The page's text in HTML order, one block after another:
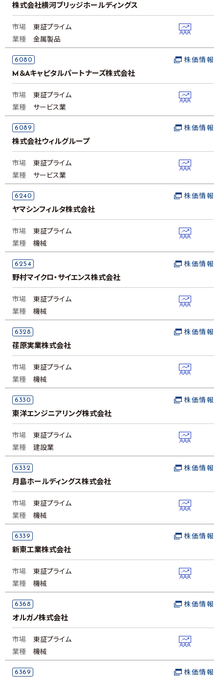
株式会社横河ブリッジホールディングス
市場
東証プライム
業種
金属製品
6080
M＆Aキャピタルパートナーズ株式会社
株価情報
市場
東証プライム
業種
サービス業
6089
株式会社ウィルグループ
株価情報
市場
東証プライム
業種
サービス業
6240
ヤマシンフィルタ株式会社
株価情報
市場
東証プライム
業種
機械
6254
野村マイクロ・サイエンス株式会社
株価情報
市場
東証プライム
業種
機械
6328
荏原実業株式会社
株価情報
市場
東証プライム
業種
機械
6330
東洋エンジニアリング株式会社
株価情報
市場
東証プライム
業種
建設業
6332
月島ホールディングス株式会社
株価情報
市場
東証プライム
業種
機械
6339
新東工業株式会社
株価情報
市場
東証プライム
業種
機械
6368
オルガノ株式会社
株価情報
市場
東証プライム
業種
機械
6369 株価情報